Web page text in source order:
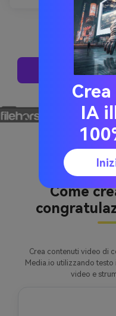
Prova
Come
Crea contenuti video di
Media.io utilizzando
video e
IA